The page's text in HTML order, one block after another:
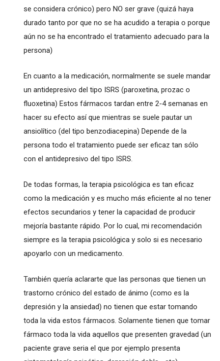
se considera crónico) pero NO ser grave (quizá haya
durado tanto por que no se ha acudido a terapia o porque
aún no se ha encontrado el tratamiento adecuado para la
persona)
En cuanto a la medicación, normalmente se suele mandar
un antidepresivo del tipo ISRS (paroxetina, prozac o
fluoxetina) Estos fármacos tardan entre 2-4 semanas en
hacer su efecto así que mientras se suele pautar un
ansiolítico (del tipo benzodiacepina) Depende de la
persona todo el tratamiento puede ser eficaz tan sólo
con el antidepresivo del tipo ISRS.
De todas formas, la terapia psicológica es tan eficaz
como la medicación y es mucho más eficiente al no tener
efectos secundarios y tener la capacidad de producir
mejoría bastante rápido. Por lo cual, mi recomendación
siempre es la terapia psicológica y solo si es necesario
apoyarlo con un medicamento.
También quería aclararte que las personas que tienen un
trastorno crónico del estado de ánimo (como es la
depresión y la ansiedad) no tienen que estar tomando
toda la vida estos fármacos. Solamente tienen que tomar
fármaco toda la vida aquellos que presenten gravedad (un
paciente grave seria el que por ejemplo presenta